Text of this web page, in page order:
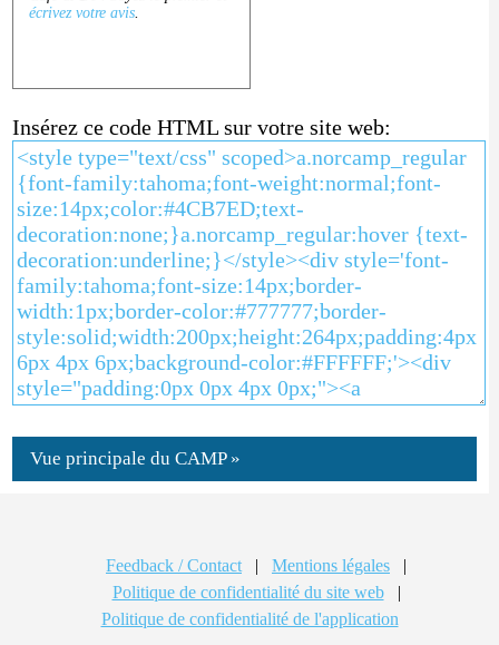
Insérez ce code HTML sur votre site web:
Vue principale du CAMP »
Feedback / Contact | Mentions légales
|
Politique de confidentialité du site web
|
Politique de confidentialité de l'application